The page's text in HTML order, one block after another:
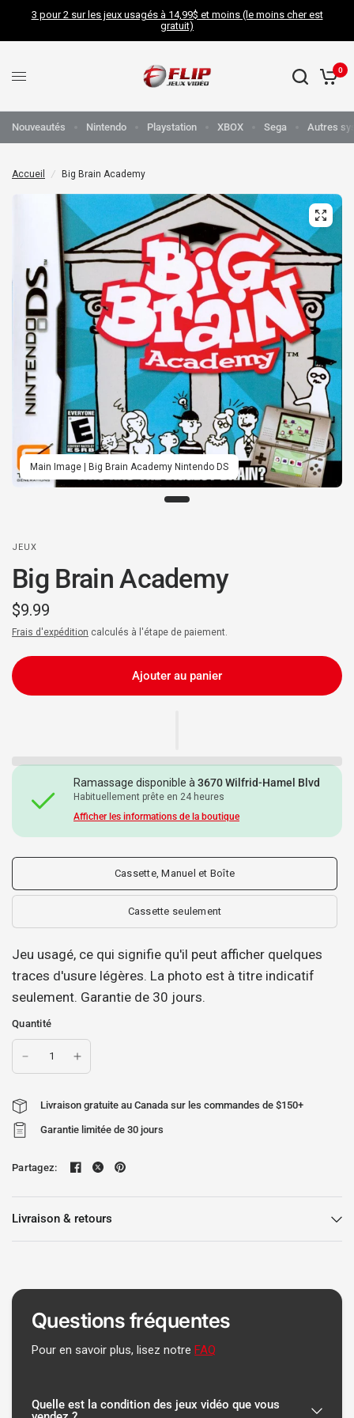
3 pour 2 sur les jeux usagés à 14,99$ et moins (le moins cher est
gratuit)
0
Nouveautés Nintendo Playstation XBOX Sega Autres
Accueil / Big Brain Academy
Main Image | Big Brain Academy Nintendo DS
JEUX
Big Brain Academy
$9.99
Frais d'expédition calculés à l'étape de paiement.
Ajouter au panier
Ramassage disponible à3670 Wilfrid-Hamel Blvd
Habituellement prête en 24 heures
Afficher les informations de la boutique
Cassette, Manuel et Boîte
Cassette seulement
Jeu usagé, ce qui signifie qu'il peut afficher quelques
traces d'usure légères. La photo est à titre indicatif
seulement. Garantie de 30 jours.
Quantité
Livraison gratuite au Canada sur les commandes de $150+
Garantie limitée de 30 jours
Partagez:
Livraison & retours
Questions fréquentes
Pour en savoir plus, lisez notreFAQ
Quelle est la condition des jeux vidéo que vous